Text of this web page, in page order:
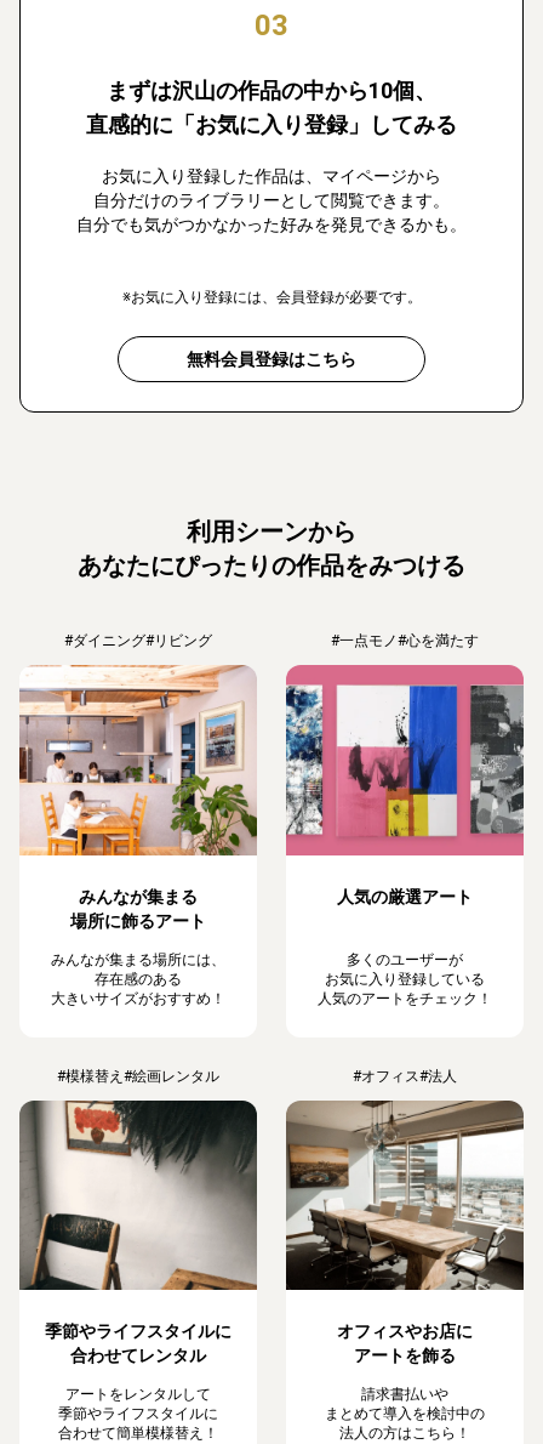
03
まずは沢山の作品の中から10個、
直感的に「お気に入り登録」してみる
お気に入り登録した作品は、マイページから
自分だけのライブラリーとして閲覧できます。
自分でも気がつかなかった好みを発見できるかも。
※お気に入り登録には、会員登録が必要です。
無料会員登録はこちら
利用シーンから
あなたにぴったりの作品をみつける
#ダイニング#リビング
みんなが集まる
場所に飾るアート
みんなが集まる場所には、
存在感のある
大きいサイズがおすすめ！
#一点モノ#心を満たす
人気の厳選アート
多くのユーザーが
お気に入り登録している
人気のアートをチェック！
#模様替え #絵画レンタル
季節やライフスタイルに
合わせてレンタル
アートをレンタルして
季節やライフスタイルに
合わせて簡単模様替え！
#オフィス#法人
オフィスやお店に
アートを飾る
請求書払いや
まとめて導入を検討中の
法人の方はこちら！